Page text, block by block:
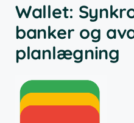
Wallet:
banker og
planlægning